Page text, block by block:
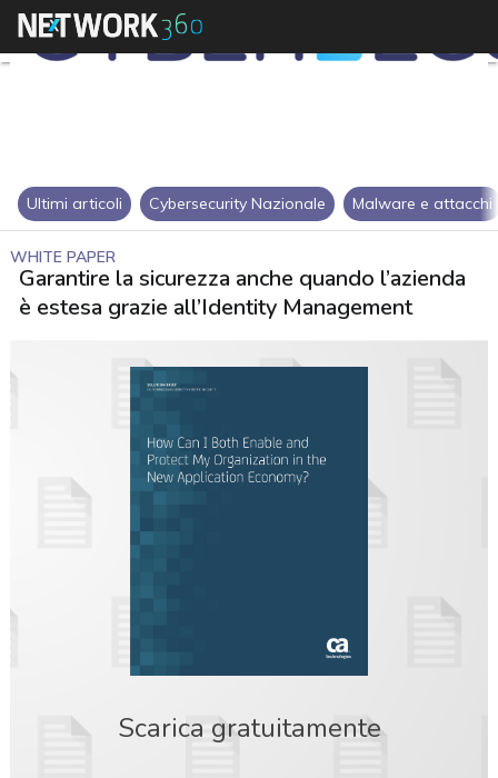
Ultimi articoli Cybersecurity Nazionale Malware e attacchi
WHITE PAPER
Garantire la sicurezza anche quando l’azienda
è estesa grazie all’Identity Management
Scarica gratuitamente